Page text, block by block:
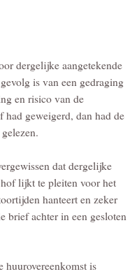
dergelijke aangetekende
is van een gedraging
en risico van de
had geweigerd, dan had de
dat dergelijke
lijkt te pleiten voor het
hanteert en zeker
brief achter in een gesloten
huurovereenkomst is